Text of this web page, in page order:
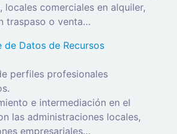
locales comerciales en alquiler,
traspaso o venta…
de Datos de Recursos
perfiles profesionales
e intermediación en el
las administraciones locales,
empresariales…